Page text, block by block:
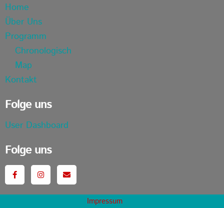
Home
Über Uns
Programm
Chronologisch
Map
Kontakt
Folge uns
User Dashboard
Folge uns
Impressum